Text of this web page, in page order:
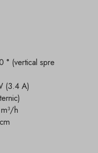
° (vertical spre
(3.4 A)
h